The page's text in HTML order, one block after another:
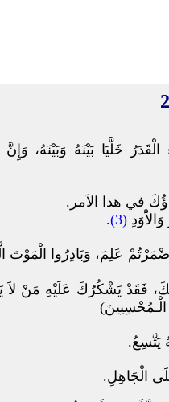
خَلَّيَا بَيْنَهُ وَبَيْنَهُ، وَإِنَّ
في هذا الاَمر.
(3)
.
عَلِمَ، وَبَادِرُوا الْمَوْتَ
فَقَدْ يَشْكُرُكَ عَلَيْهِ مَنْ لاَ
يَتَّسِعُ.
الْجَاهِلِ.